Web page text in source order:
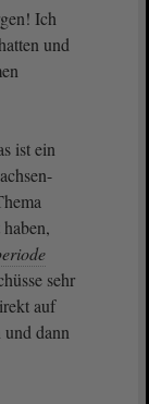
Ich
und
ist ein
sehr
auf
und dann